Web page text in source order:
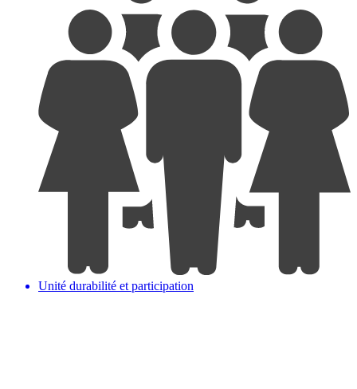
Unité durabilité et participation